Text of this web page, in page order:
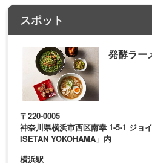
スポット
発酵ラー
〒220-0005
神奈川県横浜市西区南幸 1-5-1 ジョ
ISETAN YOKOHAMA」内
横浜駅